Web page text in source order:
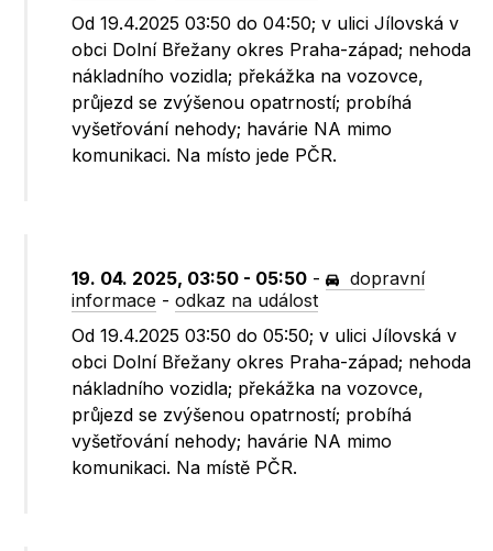
Od 19.4.2025 03:50 do 04:50; v ulici Jílovská v
obci Dolní Břežany okres Praha-západ; nehoda
nákladního vozidla; překážka na vozovce,
průjezd se zvýšenou opatrností; probíhá
vyšetřování nehody; havárie NA mimo
komunikaci. Na místo jede PČR.
19. 04. 2025, 03:50 - 05:50 -
dopravní
informace -odkaz na událost
Od 19.4.2025 03:50 do 05:50; v ulici Jílovská v
obci Dolní Břežany okres Praha-západ; nehoda
nákladního vozidla; překážka na vozovce,
průjezd se zvýšenou opatrností; probíhá
vyšetřování nehody; havárie NA mimo
komunikaci. Na místě PČR.